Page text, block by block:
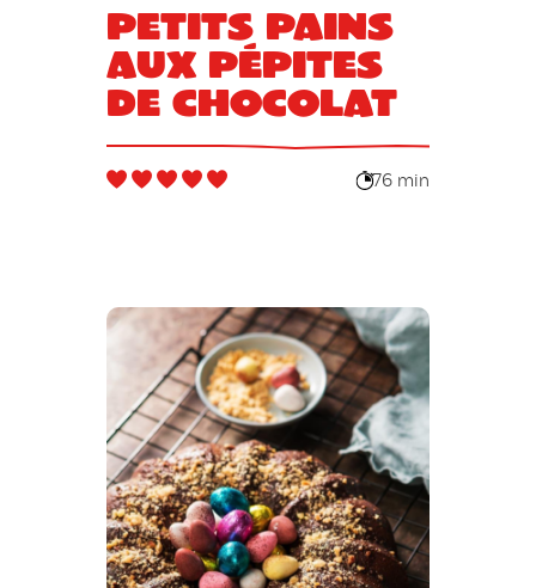
Petits pains
aux pépites
de chocolat
76 min